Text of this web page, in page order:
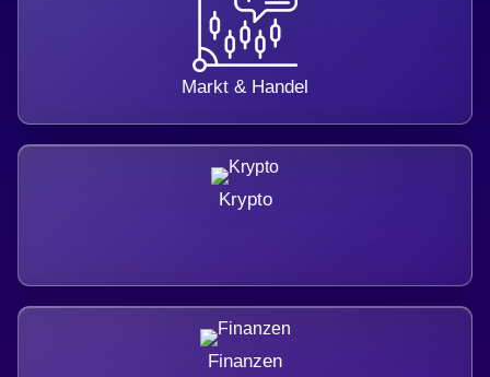
Markt & Handel
Krypto
Finanzen